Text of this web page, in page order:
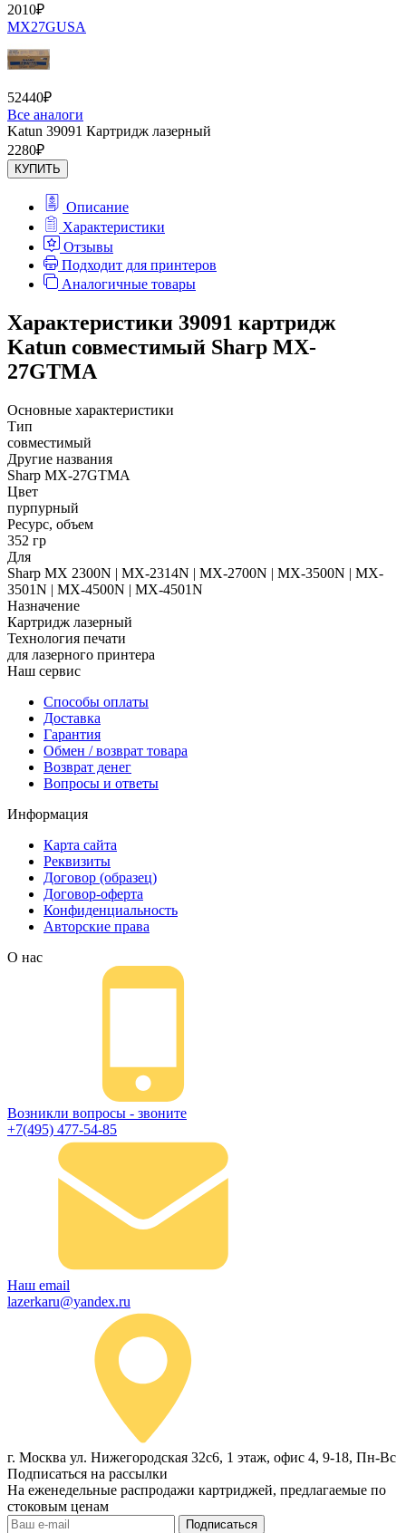
2010₽
MX27GUSA
52440₽
Все аналоги
Katun 39091 Картридж лазерный
2280₽
КУПИТЬ
Описание
Характеристики
Отзывы
Подходит для принтеров
Аналогичные товары
Характеристики 39091 картридж
Katun совместимый Sharp MX-
27GTMA
Основные характеристики
Тип
совместимый
Другие названия
Sharp MX-27GTMA
Цвет
пурпурный
Ресурс, объем
352 гр
Для
Sharp MX 2300N | MX-2314N | MX-2700N | MX-3500N | MX-
3501N | MX-4500N | MX-4501N
Назначение
Картридж лазерный
Технология печати
для лазерного принтера
Наш сервис
Способы оплаты
Доставка
Гарантия
Обмен / возврат товара
Возврат денег
Вопросы и ответы
Информация
Карта сайта
Реквизиты
Договор (образец)
Договор-оферта
Конфиденциальность
Авторские права
О нас
Возникли вопросы - звоните
+7(495) 477-54-85
Наш email
lazerkaru@yandex.ru
г. Москва ул. Нижегородская 32с6, 1 этаж, офис 4, 9-18, Пн-Вс
Подписаться на рассылки
На еженедельные распродажи картриджей, предлагаемые по
стоковым ценам
Подписаться